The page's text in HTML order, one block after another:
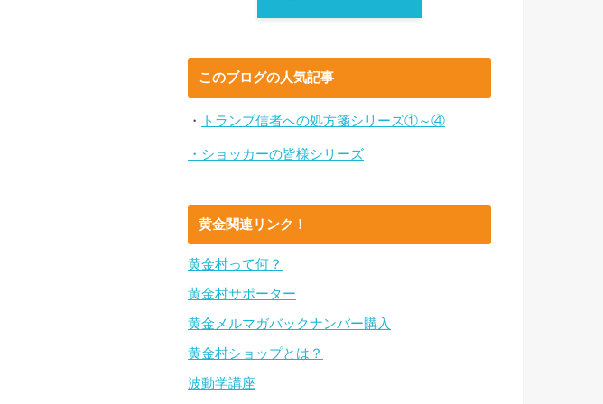
このブログの人気記事
・ トランプ信者への処方箋シリーズ①～④
・ショッカーの皆様シリーズ
黄金関連リンク！
黄金村って何？
黄金村サポーター
黄金メルマガバックナンバー購入
黄金村ショップとは？
波動学講座